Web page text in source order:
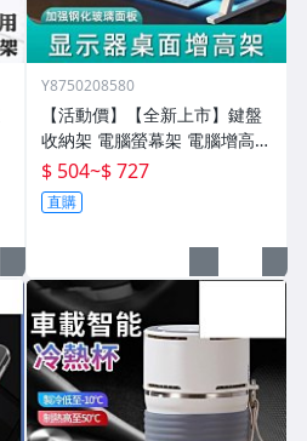
Y8750208580
【活動價】【全新上市】鍵盤
收納架 電腦螢幕架 電腦增高架
電腦架 置物增高架 桌面電腦架
螢幕增高架 螢幕收納架 臺式
$ 504~$ 727
直購